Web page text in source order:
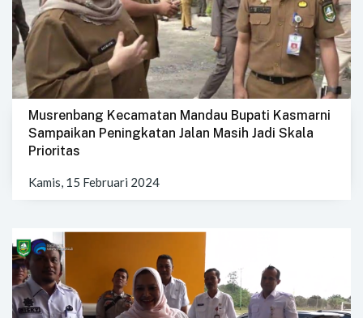
Musrenbang Kecamatan Mandau Bupati Kasmarni
Sampaikan Peningkatan Jalan Masih Jadi Skala
Prioritas
Kamis, 15 Februari 2024